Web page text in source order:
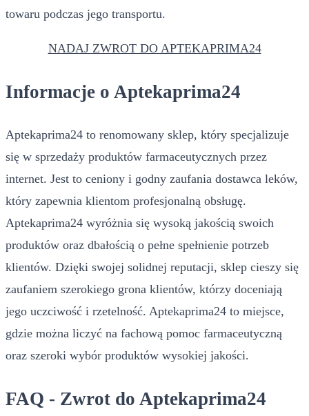
towaru podczas jego transportu.
NADAJ ZWROT DO APTEKAPRIMA24
Informacje o Aptekaprima24
Aptekaprima24 to renomowany sklep, który specjalizuje
się w sprzedaży produktów farmaceutycznych przez
internet. Jest to ceniony i godny zaufania dostawca leków,
który zapewnia klientom profesjonalną obsługę.
Aptekaprima24 wyróżnia się wysoką jakością swoich
produktów oraz dbałością o pełne spełnienie potrzeb
klientów. Dzięki swojej solidnej reputacji, sklep cieszy się
zaufaniem szerokiego grona klientów, którzy doceniają
jego uczciwość i rzetelność. Aptekaprima24 to miejsce,
gdzie można liczyć na fachową pomoc farmaceutyczną
oraz szeroki wybór produktów wysokiej jakości.
FAQ - Zwrot do Aptekaprima24